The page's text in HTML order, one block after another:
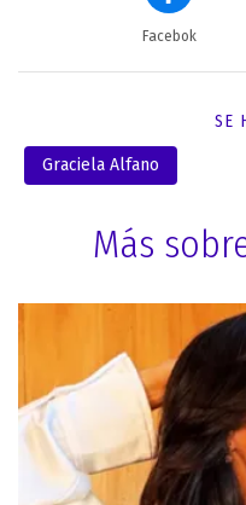
Facebok
SE
Graciela Alfano
Más